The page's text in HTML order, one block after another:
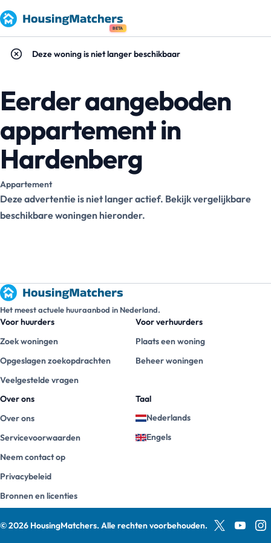
BETA
Deze woning is niet langer beschikbaar
Eerder aangeboden
appartement in
Hardenberg
Appartement
Deze advertentie is niet langer actief. Bekijk vergelijkbare
beschikbare woningen hieronder.
Het meest actuele huuraanbod in Nederland.
Voor huurders
Zoek woningen
Opgeslagen zoekopdrachten
Veelgestelde vragen
Voor verhuurders
Plaats een woning
Beheer woningen
Over ons
Over ons
Servicevoorwaarden
Neem contact op
Privacybeleid
Bronnen en licenties
Taal
Nederlands
Engels
©2026 HousingMatchers. Alle rechten voorbehouden.